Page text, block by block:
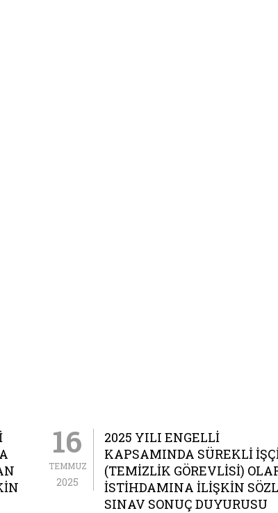
16
TEMMUZ
2025
2025 YILI ENGELLİ
KAPSAMINDA SÜREKLİ
(TEMİZLİK GÖREVLİSİ)
İSTİHDAMINA İLİŞKİN
SINAV SONUÇ DUYURUSU